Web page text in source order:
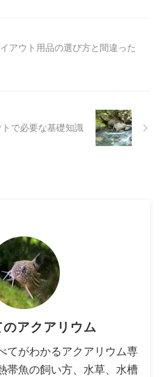
アウト用品の選び方と間違った
で必要な基礎知識
のアクアリウム
てがわかるアクアリウム専
帯魚の飼い方、水草、水槽